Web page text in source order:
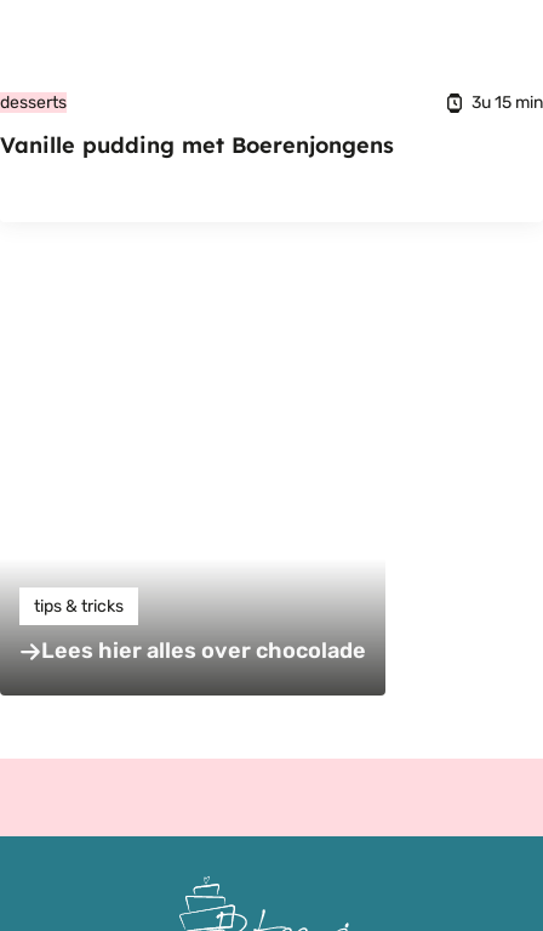
desserts 3u 15 min
Vanille pudding met Boerenjongens
tips & tricks
Lees hier alles over chocolade